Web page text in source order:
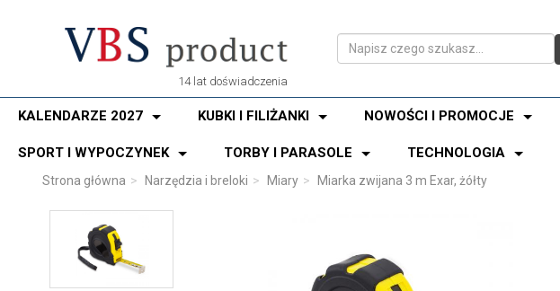
14 lat doświadczenia
KALENDARZE 2027 KUBKI I FILIŻANKI NOWOŚCI I PROMOCJE
SPORT I WYPOCZYNEK TORBY I PARASOLE TECHNOLOGIA
Strona główna Narzędzia i breloki Miary Miarka zwijana 3 m Exar, żółty